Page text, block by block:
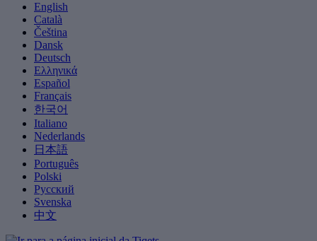
English
Català
Čeština
Dansk
Deutsch
Ελληνικά
Español
Français
한국어
Italiano
Nederlands
日本語
Português
Polski
Русский
Svenska
中文